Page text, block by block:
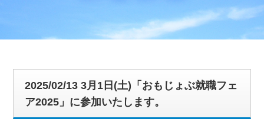
2025/02/13 3月1日(土)「おもじょぶ就職フェ
ア2025」に参加いたします。